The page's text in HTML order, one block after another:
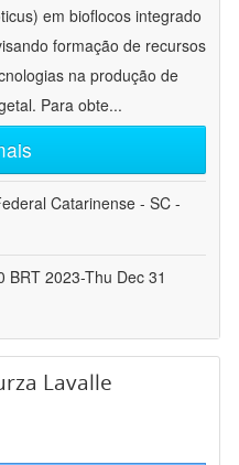
em bioflocos integrado
formação de recursos
na produção de
Para obte...
Catarinense - SC -
BRT 2023-Thu Dec 31
Lavalle